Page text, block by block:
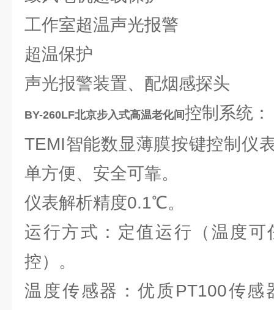
工作室超温声光报警
超温保护
声光报警装置、配烟感探头
BY-260LF北京步入式高温老化间控制系统：
TEMI智能数显薄膜按键控制仪
单方便、安全可靠。
仪表解析精度0.1℃。
运行方式：定值运行（温度可
控）。
温度传感器：优质PT100传感